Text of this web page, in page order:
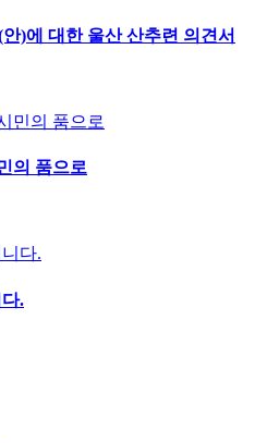
)에 대한 울산 산추련 의견서
의 품으로
.